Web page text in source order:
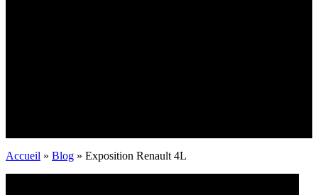
Accueil » Blog » Exposition Renault 4L